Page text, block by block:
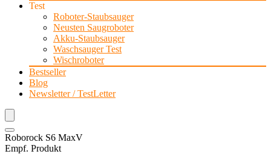
Test
Roboter-Staubsauger
Neusten Saugroboter
Akku-Staubsauger
Waschsauger Test
Wischroboter
Bestseller
Blog
Newsletter / TestLetter
Roborock S6 MaxV
Empf. Produkt